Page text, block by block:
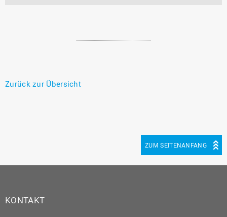
Zurück zur Übersicht
ZUM SEITENANFANG
KONTAKT